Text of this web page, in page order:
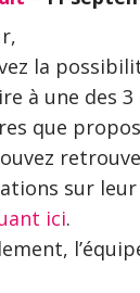
la
à une des
que
sur
ici.